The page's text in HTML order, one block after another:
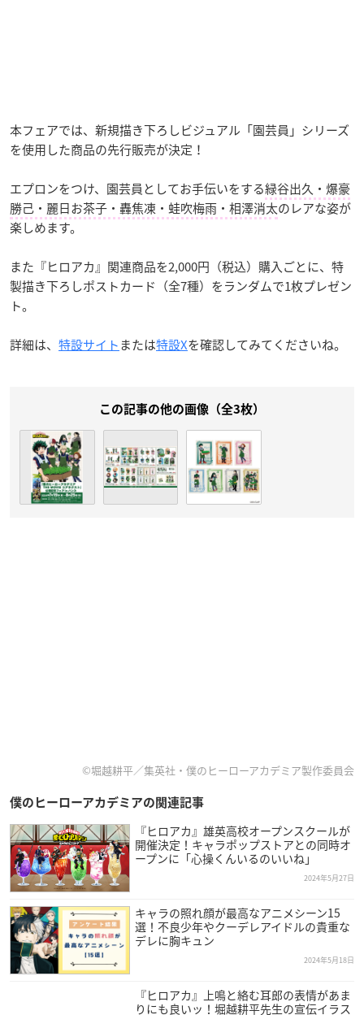
本フェアでは、新規描き下ろしビジュアル「園芸員」シリーズ
を使用した商品の先行販売が決定！
エプロンをつけ、園芸員としてお手伝いをする緑谷出久・爆豪
勝己・麗日お茶子・轟焦凍・蛙吹梅雨・相澤消太のレアな姿が
楽しめます。
また『ヒロアカ』関連商品を2,000円（税込）購入ごとに、特
製描き下ろしポストカード（全7種）をランダムで1枚プレゼン
ト。
詳細は、 特設サイトまたは特設Xを確認してみてくださいね。
この記事の他の画像（全3枚）
©堀越耕平／集英社・僕のヒーローアカデミア製作委員会
僕のヒーローアカデミアの関連記事
『ヒロアカ』雄英高校オープンスクールが
開催決定！キャラポップストアとの同時オ
ープンに「心操くんいるのいいね」
2024年5月27日
キャラの照れ顔が最高なアニメシーン15
選！不良少年やクーデレアイドルの貴重な
デレに胸キュン
2024年5月18日
『ヒロアカ』上鳴と絡む耳郎の表情があま
りにも良いッ！堀越耕平先生の宣伝イラス